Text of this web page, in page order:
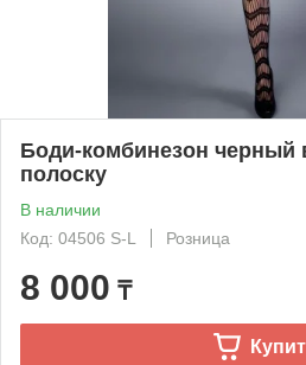
Боди-комбинезон черный
полоску
В наличии
Код: 04506 S-L
Розница
8 000 ₸